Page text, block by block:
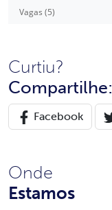
Vagas (5)
Curtiu?
Compartilhe:
Facebook
Onde
Estamos